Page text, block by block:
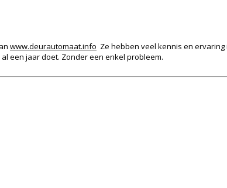
www.deurautomaat.info Ze hebben veel kennis en
een jaar doet. Zonder een enkel probleem.